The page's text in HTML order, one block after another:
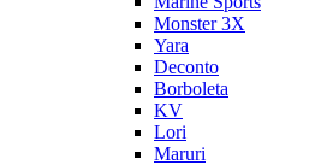
Monster 3X
Yara
Deconto
Borboleta
KV
Lori
Maruri